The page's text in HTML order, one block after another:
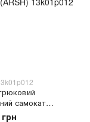
самокат
колеса PU 100мм